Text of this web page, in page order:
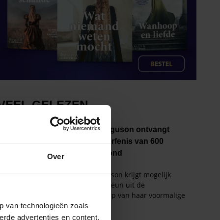
Over
van technologieën zoals
advertenties en content,